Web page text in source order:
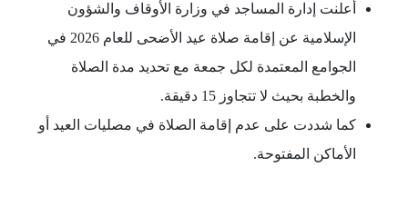
أعلنت إدارة المساجد في وزارة الأوقاف والشؤون
الإسلامية عن إقامة صلاة عيد الأضحى للعام 2026 في
الجوامع المعتمدة لكل جمعة مع تحديد مدة الصلاة
والخطبة بحيث لا تتجاوز 15 دقيقة.
كما شددت على عدم إقامة الصلاة في مصليات العيد أو
الأماكن المفتوحة.